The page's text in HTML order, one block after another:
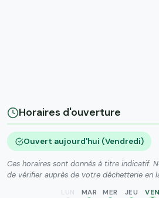
Horaires d'ouverture
Ouvert aujourd'hui (Vendredi)
Ces horaires sont donnés à titre indicatif.
de vérifier auprès de votre déchetterie en
LUN MAR MER JEU VEN